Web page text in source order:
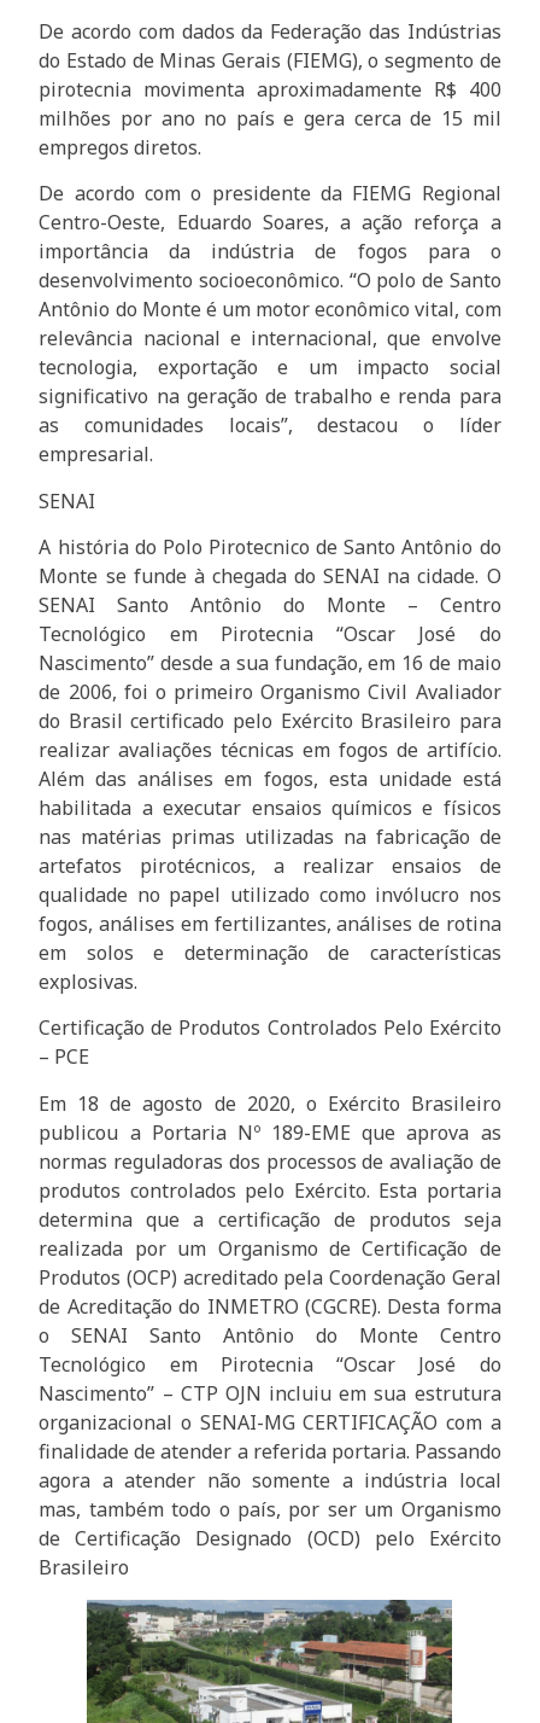
De acordo com dados da Federação das Indústrias
do Estado de Minas Gerais (FIEMG), o segmento de
pirotecnia movimenta aproximadamente R$ 400
milhões por ano no país e gera cerca de 15 mil
empregos diretos.
De acordo com o presidente da FIEMG Regional
Centro-Oeste, Eduardo Soares, a ação reforça a
importância da indústria de fogos para o
desenvolvimento socioeconômico. “O polo de Santo
Antônio do Monte é um motor econômico vital, com
relevância nacional e internacional, que envolve
tecnologia, exportação e um impacto social
significativo na geração de trabalho e renda para
as comunidades locais”, destacou o líder
empresarial.
SENAI
A história do Polo Pirotecnico de Santo Antônio do
Monte se funde à chegada do SENAI na cidade. O
SENAI Santo Antônio do Monte – Centro
Tecnológico em Pirotecnia “Oscar José do
Nascimento” desde a sua fundação, em 16 de maio
de 2006, foi o primeiro Organismo Civil Avaliador
do Brasil certificado pelo Exército Brasileiro para
realizar avaliações técnicas em fogos de artifício.
Além das análises em fogos, esta unidade está
habilitada a executar ensaios químicos e físicos
nas matérias primas utilizadas na fabricação de
artefatos pirotécnicos, a realizar ensaios de
qualidade no papel utilizado como invólucro nos
fogos, análises em fertilizantes, análises de rotina
em solos e determinação de características
explosivas.
Certificação de Produtos Controlados Pelo Exército
– PCE
Em 18 de agosto de 2020, o Exército Brasileiro
publicou a Portaria Nº 189-EME que aprova as
normas reguladoras dos processos de avaliação de
produtos controlados pelo Exército. Esta portaria
determina que a certificação de produtos seja
realizada por um Organismo de Certificação de
Produtos (OCP) acreditado pela Coordenação Geral
de Acreditação do INMETRO (CGCRE). Desta forma
o SENAI Santo Antônio do Monte Centro
Tecnológico em Pirotecnia “Oscar José do
Nascimento” – CTP OJN incluiu em sua estrutura
organizacional o SENAI-MG CERTIFICAÇÃO com a
finalidade de atender a referida portaria. Passando
agora a atender não somente a indústria local
mas, também todo o país, por ser um Organismo
de Certificação Designado (OCD) pelo Exército
Brasileiro